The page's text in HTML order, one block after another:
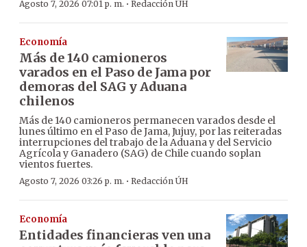
Agosto 7, 2026 07:01 p. m. · Redacción ÚH
Economía
Más de 140 camioneros
varados en el Paso de Jama por
demoras del SAG y Aduana
chilenos
Más de 140 camioneros permanecen varados desde el
lunes último en el Paso de Jama, Jujuy, por las reiteradas
interrupciones del trabajo de la Aduana y del Servicio
Agrícola y Ganadero (SAG) de Chile cuando soplan
vientos fuertes.
Agosto 7, 2026 03:26 p. m. · Redacción ÚH
Economía
Entidades financieras ven una